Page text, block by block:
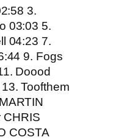
3.
03:03 5.
04:23 7.
9. Fogs
Doood
Toofthem
CHRIS
COSTA